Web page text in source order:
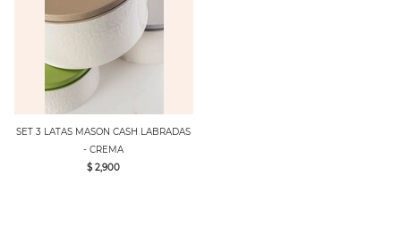
SET 3 LATAS MASON CASH LABRADAS
- CREMA
$ 2,900